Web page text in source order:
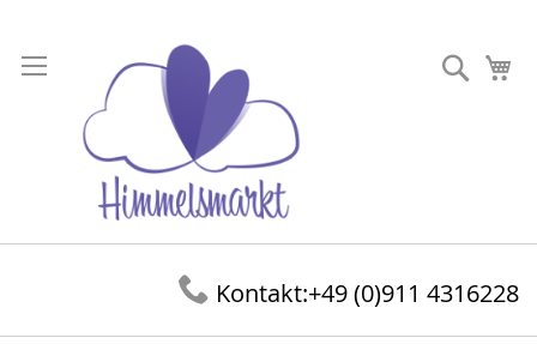
zum
Inhalt
Suche
Kontakt:+49 (0)911 4316228